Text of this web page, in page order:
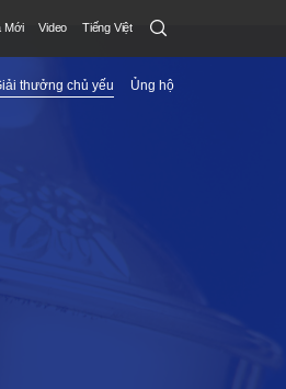
Mới Video Tiếng Việt Search
Submit
thưởng chủ yếu
Ủng hộ